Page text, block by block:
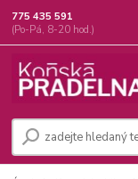
775 435 591
(Po-Pá, 8-20 hod.)